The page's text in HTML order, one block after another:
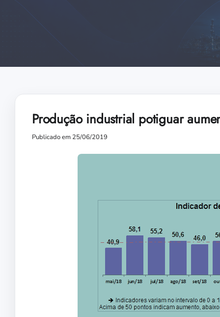
Produção industrial potiguar
Publicado em 25/06/2019